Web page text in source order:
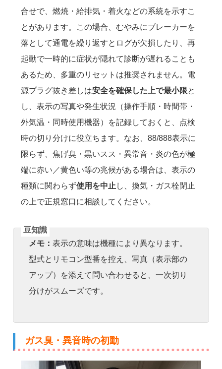
合せで、燃焼・給排気・着火などの系統を示すこ
とがあります。この場合、むやみにブレーカーを
落として通電を繰り返すとログが欠損したり、再
起動で一時的に症状が隠れて診断が遅れることも
あるため、多重のリセットは推奨されません。電
源プラグ抜き差しは安全を確保した上で最小限と
し、表示の写真や発生状況（操作手順・時間帯・
外気温・同時使用機器）を記録しておくと、点検
時の切り分けに役立ちます。なお、88/888表示に
限らず、焦げ臭・黒いスス・異常音・炎の色が極
端に赤い／黄色い等の兆候がある場合は、表示の
種類に関わらず使用を中止 し、換気・ガス栓閉止
の上で正規窓口に相談してください。
メモ： 表示の意味は機種により異なります。
型式とリモコン型番を控え、写真（表示部の
アップ）を添えて問い合わせると、一次切り
分けがスムーズです。
ガス臭・異音時の初動